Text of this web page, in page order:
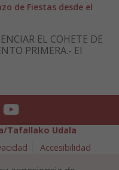
de Fiestas desde el
EL COHETE DE
PRIMERA.- El
Youtube
Tafallako Udala
Accesibilidad